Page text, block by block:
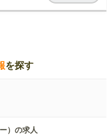
を探す
）の求人